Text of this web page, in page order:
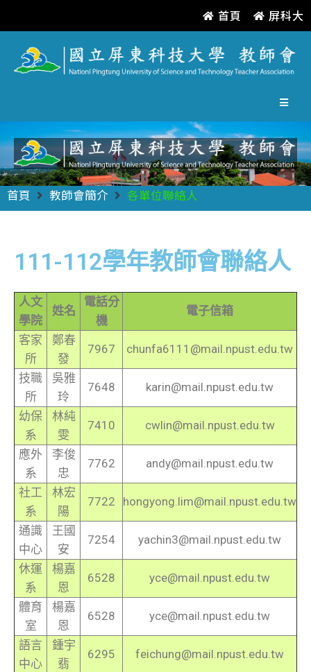
首頁 屏科大
首頁 教師會簡介 各單位聯絡人
111-112學年教師會聯絡人
人文
學院
姓名
電話分
機
電子信箱
客家
所
鄭春
發
7967 chunfa6111@mail.npust.edu.tw
技職
所
吳雅
玲
7648 karin@mail.npust.edu.tw
幼保
系
林純
雯
7410 cwlin@mail.npust.edu.tw
應外
系
李俊
忠
7762 andy@mail.npust.edu.tw
社工
系
林宏
陽
7722 hongyong.lim@mail.npust.edu.tw
通識
中心
王國
安
7254 yachin3@mail.npust.edu.tw
休運
系
楊嘉
恩
6528 yce@mail.npust.edu.tw
體育
室
楊嘉
恩
6528 yce@mail.npust.edu.tw
語言
中心
鍾宇
翡
6295 feichung@mail.npust.edu.tw